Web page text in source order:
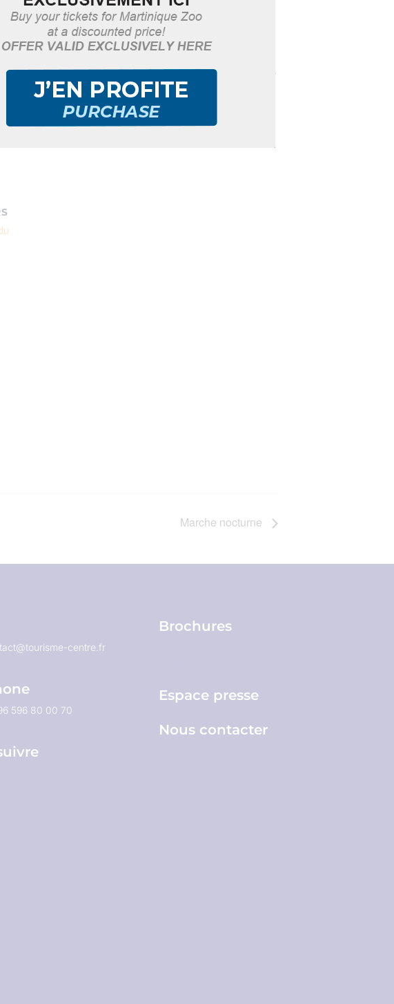
sur le site3x3FFBB.comdans une ambiance 100%
par l’artiste WALKO WILD.
Nèg Mawon à Place d’Armes, en face du Centre
la Ligue Martiniquaise de Basket, le Sporting
Marche nocturne
centre.fr
596 80 00 70
Brochures
Espace presse
Nous contacter